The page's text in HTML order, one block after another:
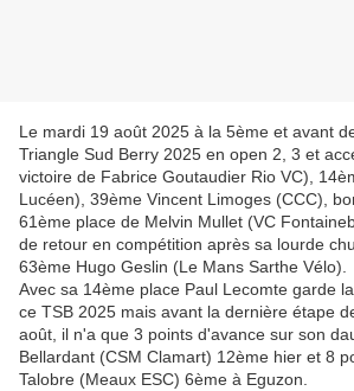
Le mardi 19 août 2025 à la 5ème et avant
Triangle Sud Berry 2025 en open 2, 3 et
victoire de Fabrice Goutaudier Rio VC),
Lucéen), 39ème Vincent Limoges (CCC),
61ème place de Melvin Mullet (VC
de retour en compétition après sa lourde
63ème Hugo Geslin (Le Mans Sarthe Vélo).
Avec sa 14ème place Paul Lecomte garde
ce TSB 2025 mais avant la dernière étape
août, il n'a que 3 points d'avance sur son
Bellardant (CSM Clamart) 12ème hier et 8
Talobre (Meaux ESC) 6ème à Eguzon.